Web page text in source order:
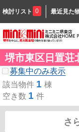
検討リスト 0 最近見た
堺市東区日置荘
募集中のみ表示
該当物件 1 棟
空き数 1 件
さ